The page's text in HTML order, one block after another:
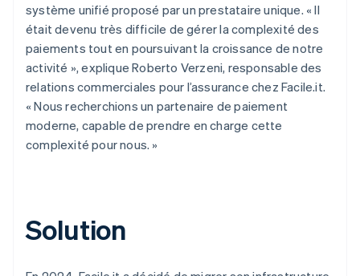
système unifié proposé par un prestataire unique. « Il
était devenu très difficile de gérer la complexité des
paiements tout en poursuivant la croissance de notre
activité », explique Roberto Verzeni, responsable des
relations commerciales pour l’assurance chez Facile.it.
« Nous recherchions un partenaire de paiement
moderne, capable de prendre en charge cette
complexité pour nous. »
Solution